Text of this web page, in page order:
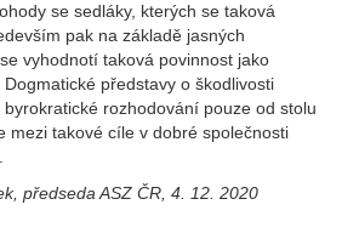
se sedláky, kterých se taková
pak na základě jasných
vyhodnotí taková povinnost jako
představy o škodlivosti
rozhodování pouze od stolu
mezi takové cíle v dobré společnosti
předseda ASZ ČR, 4. 12. 2020